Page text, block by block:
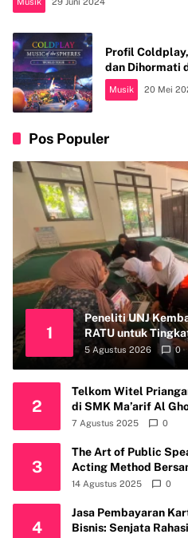
Profil
dan Dihormati
Musik 20 Mei
Pos Populer
1
Peneliti UNJ
RATU untuk
Perawatan Organ
5 Agustus 2026 0
2
Telkom Witel
di SMK Ma’arif Al
7 Agustus 2025 0
3
The Art of Public
Acting Method
Riba Kembali Gelar
14 Agustus 2025 0
4
Jasa Pembayaran
Bisnis: Senjata